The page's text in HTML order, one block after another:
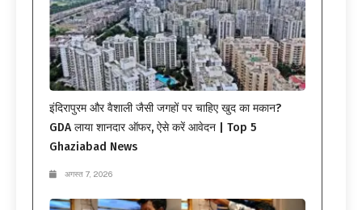
इंदिरापुरम और वैशाली जैसी जगहों पर चाहिए खुद का मकान?
GDA लाया शानदार ऑफर, ऐसे करें आवेदन | Top 5
Ghaziabad News
अगस्त 7, 2026